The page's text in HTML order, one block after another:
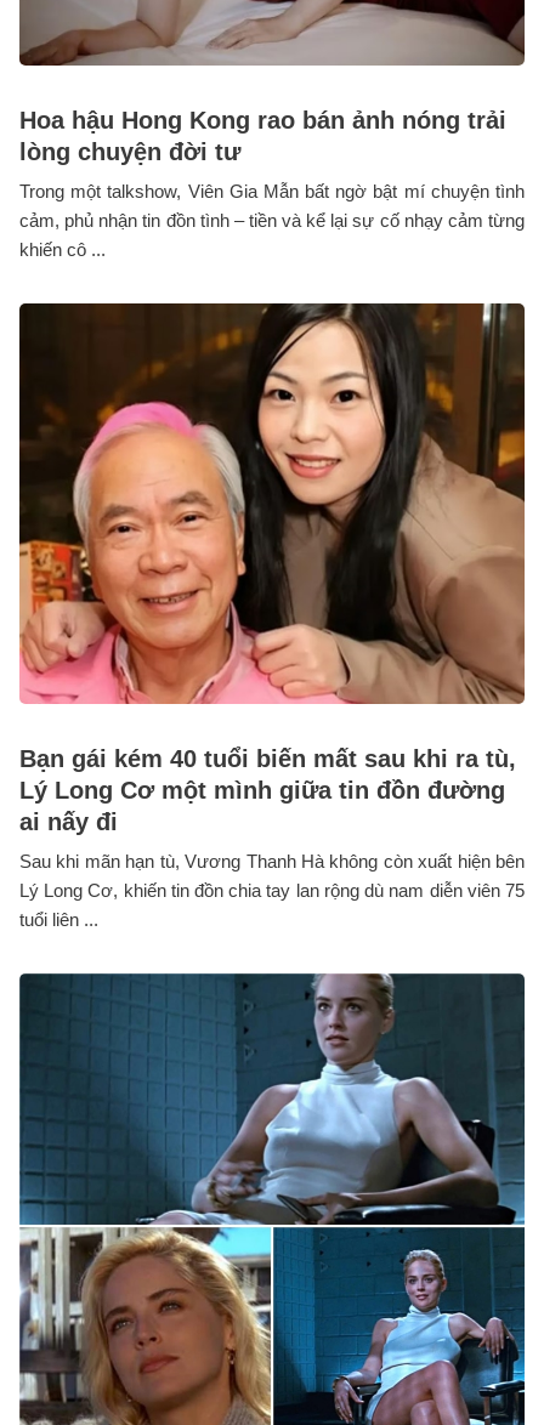
Hoa hậu Hong Kong rao bán ảnh nóng trải
lòng chuyện đời tư
Trong một talkshow, Viên Gia Mẫn bất ngờ bật mí chuyện tình
cảm, phủ nhận tin đồn tình – tiền và kể lại sự cố nhạy cảm từng
khiến cô ...
Bạn gái kém 40 tuổi biến mất sau khi ra tù,
Lý Long Cơ một mình giữa tin đồn đường
ai nấy đi
Sau khi mãn hạn tù, Vương Thanh Hà không còn xuất hiện bên
Lý Long Cơ, khiến tin đồn chia tay lan rộng dù nam diễn viên 75
tuổi liên ...